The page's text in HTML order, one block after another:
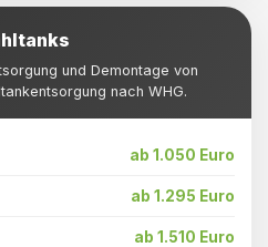
und Demontage von
nach WHG.
ab 1.050 Euro
ab 1.295 Euro
ab 1.510 Euro